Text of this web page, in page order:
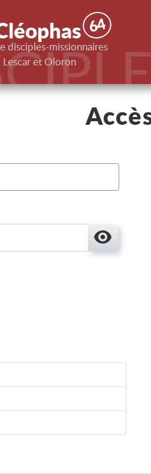
64
disciples-missionnaires
et Oloron
Afficher le